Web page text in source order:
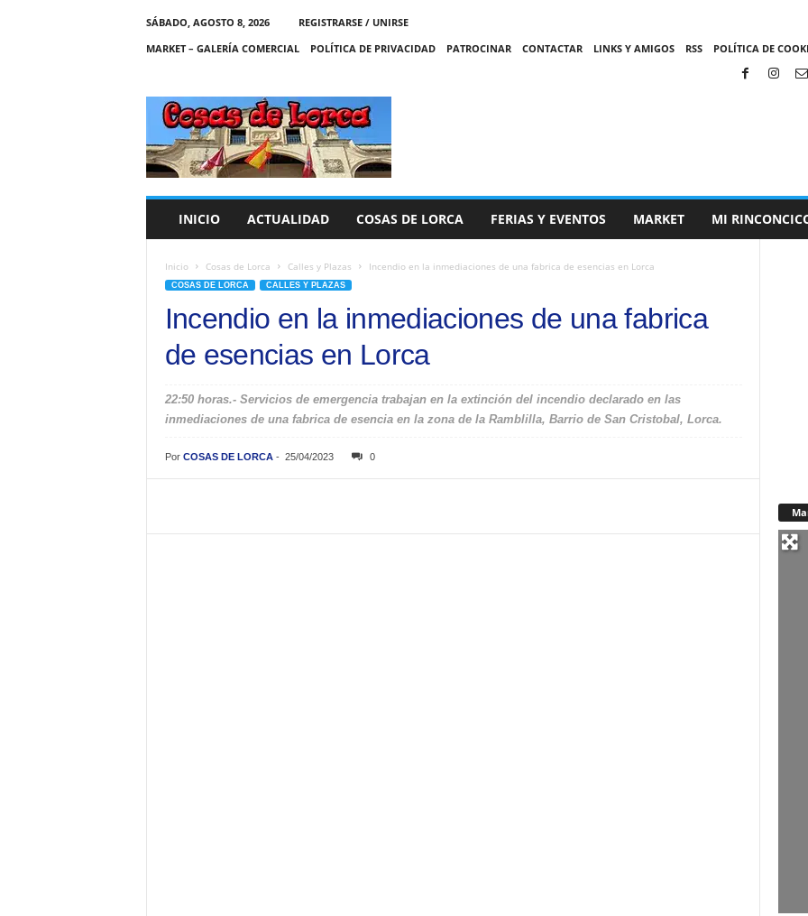
SÁBADO, AGOSTO 8, 2026
REGISTRARSE / UNIRSE
MARKET – GALERÍA COMERCIAL
POLÍTICA DE PRIVACIDAD PATROCINAR CONTACTAR LINKS Y AMIGOS RSS POLÍTICA DE
C
A
S
INICIO ACTUALIDAD COSAS DE LORCA FERIAS Y EVENTOS MARKET MI
Inicio Cosas de Lorca Calles y Plazas Incendio en la inmediaciones de una fabrica de esencias en Lorca
COSAS DE LORCA CALLES Y PLAZAS
Incendio en la inmediaciones de una fabrica
de esencias en Lorca
22:50 horas.- Servicios de emergencia trabajan en la extinción del incendio declarado en las
inmediaciones de una fabrica de esencia en la zona de la Ramblilla, Barrio de San Cristobal, Lorca.
Por COSAS DE LORCA- 25/04/2023 0